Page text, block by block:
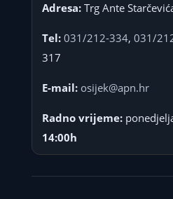
Adresa:Trg Ante
Tel: 031/212-334, 031/
317
E-mail: osijek@apn.hr
Radno vrijeme:
14:00h